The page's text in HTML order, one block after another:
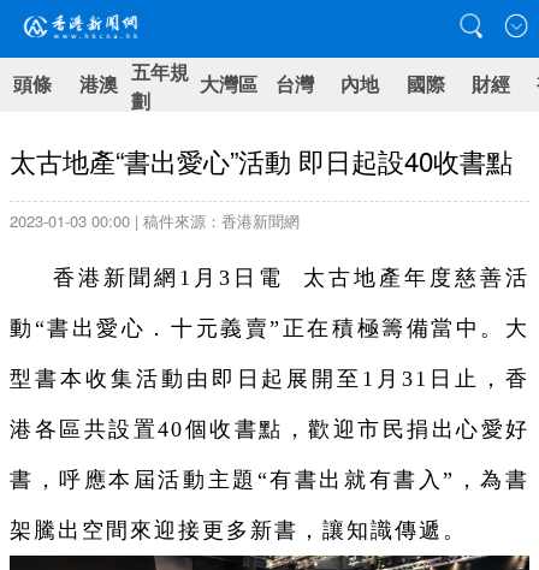
頭條 港澳 五年規
劃
大灣區 台灣 內地 國際 財經
太古地產“書出愛心”活動 即日起設40收書點
2023-01-03 00:00 | 稿件來源：香港新聞網
香港新聞網1月3日電 太古地產年度慈善活
動“書出愛心．十元義賣”正在積極籌備當中。大
型書本收集活動由即日起展開至1月31日止，香
港各區共設置40個收書點，歡迎市民捐出心愛好
書，呼應本屆活動主題“有書出就有書入”，為書
架騰出空間來迎接更多新書，讓知識傳遞。